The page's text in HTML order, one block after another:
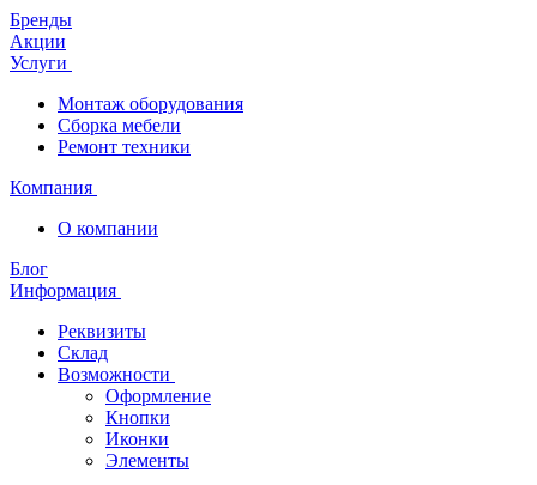
Бренды
Акции
Услуги
Монтаж оборудования
Сборка мебели
Ремонт техники
Компания
О компании
Блог
Информация
Реквизиты
Склад
Возможности
Оформление
Кнопки
Иконки
Элементы